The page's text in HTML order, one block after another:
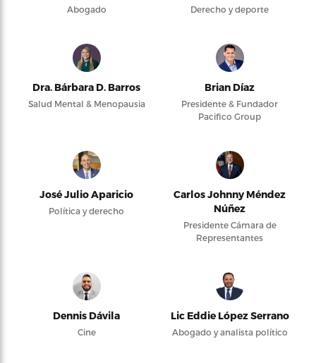
Abogado Derecho y deporte
Dra. Bárbara D. Barros
Salud Mental & Menopausia
Brian Díaz
Presidente & Fundador
Pacifico Group
José Julio Aparicio
Política y derecho
Carlos Johnny Méndez
Núñez
Presidente Cámara de
Representantes
Dennis Dávila
Cine
Lic Eddie López Serrano
Abogado y analista político